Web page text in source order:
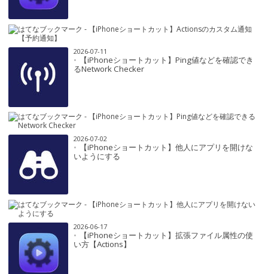
2026-07-11
【iPhoneショートカット】Ping値などを確認でき
るNetwork Checker
2026-07-02
【iPhoneショートカット】他人にアプリを開けな
いようにする
2026-06-17
【iPhoneショートカット】拡張ファイル属性の使
い方【Actions】